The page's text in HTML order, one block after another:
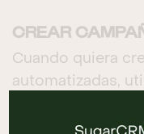
CREAR
Cuando quiera
automatizadas,
Sugar Market.
avanzadas de